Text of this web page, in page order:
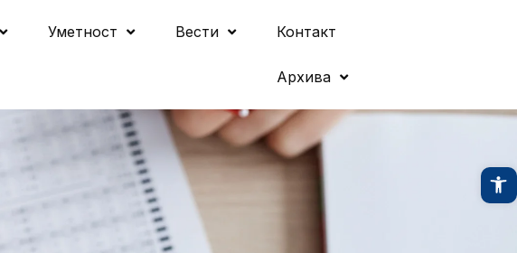
Уметност Вести Контакт
Архива